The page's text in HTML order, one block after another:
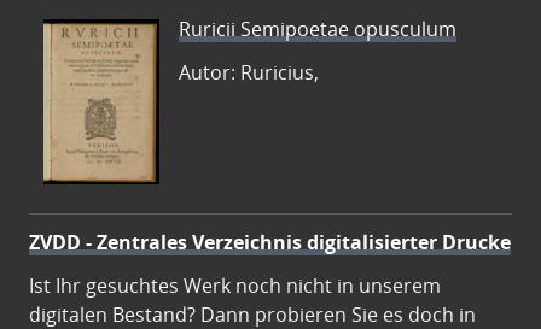
Ruricii Semipoetae opusculum
Autor: Ruricius,
ZVDD - Zentrales Verzeichnis digitalisierter Drucke
Ist Ihr gesuchtes Werk noch nicht in unserem
digitalen Bestand? Dann probieren Sie es doch in